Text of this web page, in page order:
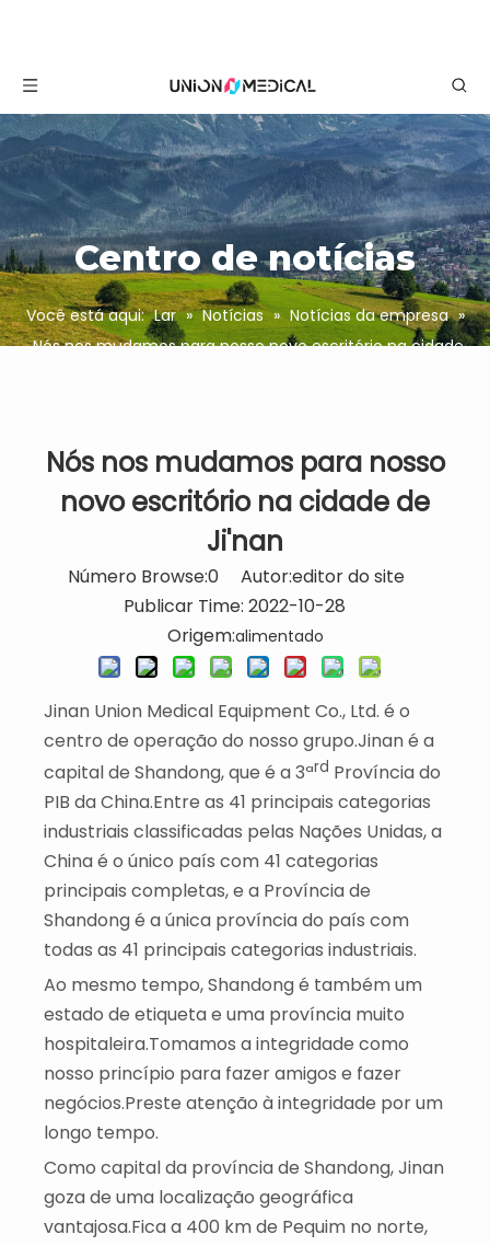
Centro de notícias
Você está aqui: Lar » Notícias » Notícias da empresa »
Nós nos mudamos para nosso novo escritório na cidade
Nós nos mudamos para nosso
novo escritório na cidade de
Ji'nan
Número Browse:0 Autor:editor do site
Publicar Time: 2022-10-28
Origem:alimentado
Jinan Union Medical Equipment Co., Ltd. é o
centro de operação do nosso grupo.Jinan é a
capital de Shandong, que é a 3ªrd Província do
PIB da China.Entre as 41 principais categorias
industriais classificadas pelas Nações Unidas, a
China é o único país com 41 categorias
principais completas, e a Província de
Shandong é a única província do país com
todas as 41 principais categorias industriais.
Ao mesmo tempo, Shandong é também um
estado de etiqueta e uma província muito
hospitaleira.Tomamos a integridade como
nosso princípio para fazer amigos e fazer
negócios.Preste atenção à integridade por um
longo tempo.
Como capital da província de Shandong, Jinan
goza de uma localização geográfica
vantajosa.Fica a 400 km de Pequim no norte,